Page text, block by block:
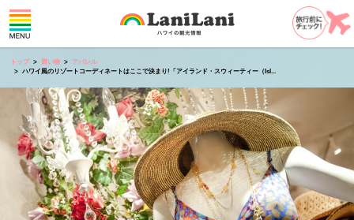
トップ 買い物
アパレル
ハワイ風のリゾートコーディネートはここで決まり!「アイランド・スウィーティー（Isl...